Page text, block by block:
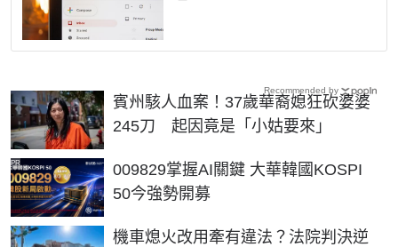
賓州駭人血案！37歲華裔媳狂砍婆婆
245刀 起因竟是「小姑要來」
009829掌握AI關鍵 大華韓國KOSPI
50今強勢開募
PR
機車熄火改用牽有違法？法院判決逆
Recommended by